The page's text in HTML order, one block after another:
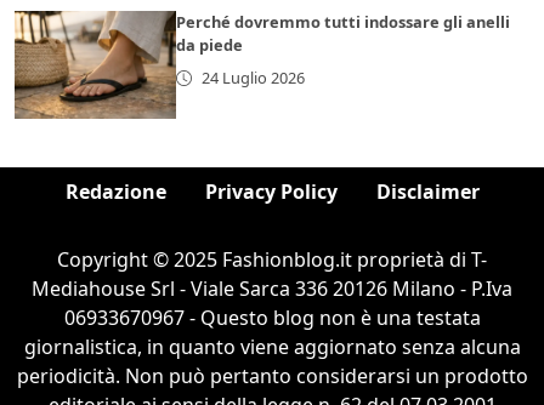
Perché dovremmo tutti indossare gli anelli
da piede
24 Luglio 2026
Redazione Privacy Policy Disclaimer
Copyright © 2025 Fashionblog.it proprietà di T-
Mediahouse Srl - Viale Sarca 336 20126 Milano - P.Iva
06933670967 - Questo blog non è una testata
giornalistica, in quanto viene aggiornato senza alcuna
periodicità. Non può pertanto considerarsi un prodotto